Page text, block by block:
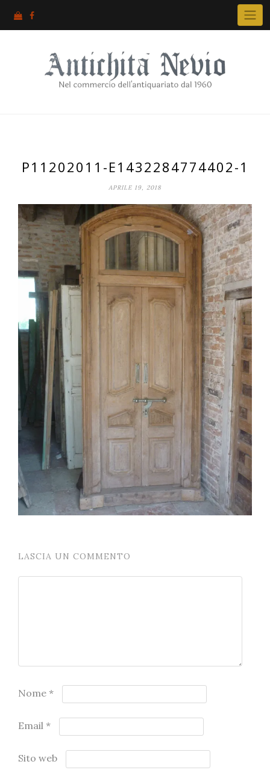
P11202011-E1432284774402-1
APRILE 19, 2018
LASCIA UN COMMENTO
Nome *
Email *
Sito web